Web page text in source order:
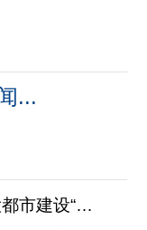
...
《上海市社会主义国际文化大都市建设“十五五”规划》...